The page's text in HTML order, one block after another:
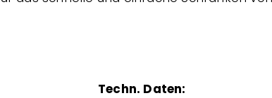
Techn. Daten: